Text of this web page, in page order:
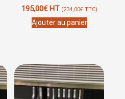
195,00€HT (234,00€TTC)
Ajouter au panier